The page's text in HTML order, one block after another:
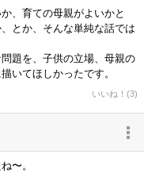
、育ての母親がよいかと
とか、そんな単純な話では
題を、子供の立場、母親の
いてほしかったです。
いいね！(3)
〜。